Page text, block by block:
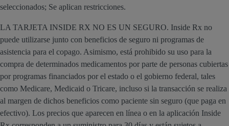
seleccionados; Se aplican restricciones.
LA TARJETA INSIDE RX NO ES UN SEGURO. Inside Rx no
puede utilizarse junto con beneficios de seguro ni programas de
asistencia para el copago. Asimismo, está prohibido su uso para la
compra de determinados medicamentos por parte de personas cubiertas
por programas financiados por el estado o el gobierno federal, tales
como Medicare, Medicaid o Tricare, incluso si la transacción se realiza
al margen de dichos beneficios como paciente sin seguro (que paga en
efectivo). Los precios que aparecen en línea o en la aplicación Inside